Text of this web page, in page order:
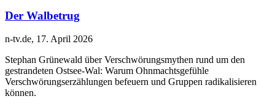
Der Walbetrug
n-tv.de, 17. April 2026
Stephan Grünewald über Verschwörungsmythen rund um den
gestrandeten Ostsee-Wal: Warum Ohnmachtsgefühle
Verschwörungserzählungen befeuern und Gruppen radikalisieren
können.